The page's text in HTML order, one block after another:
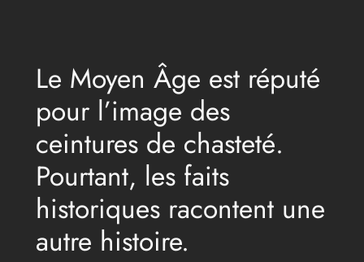
Le Moyen Âge est réputé
pour l’image des
ceintures de chasteté.
Pourtant, les faits
historiques racontent une
autre histoire.